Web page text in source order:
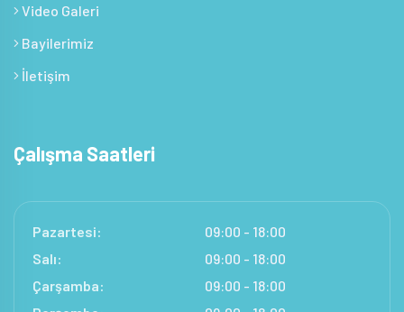
Video Galeri
Bayilerimiz
İletişim
Çalışma Saatleri
Pazartesi:
09:00 - 18:00
Salı:
09:00 - 18:00
Çarşamba:
09:00 - 18:00